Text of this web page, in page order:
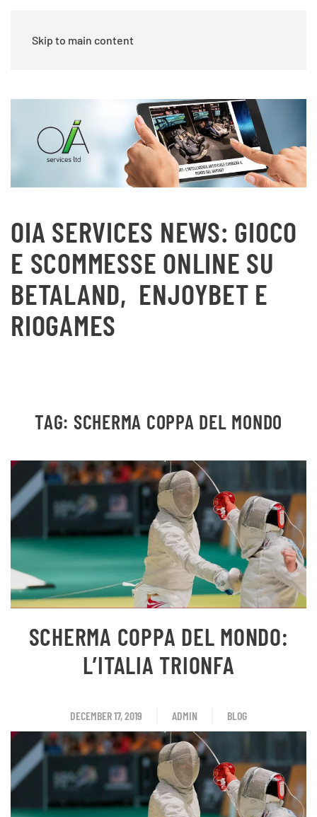
Skip to main content
OIA SERVICES NEWS: GIOCO
E SCOMMESSE ONLINE SU
BETALAND, ENJOYBET E
RIOGAMES
TAG: SCHERMA COPPA DEL MONDO
SCHERMA COPPA DEL MONDO:
L’ITALIA TRIONFA
DECEMBER 17, 2019 ADMIN BLOG